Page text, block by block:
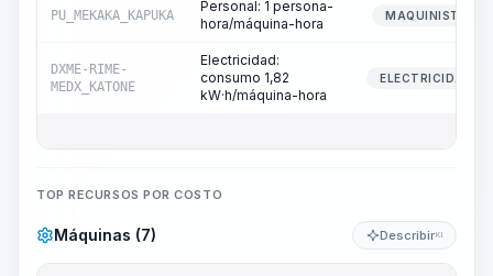
PU_MEKAKA_KAPUKA
Personal: 1 persona-
hora/máquina-hora
MAQUINISTA
DXME-RIME-
MEDX_KATONE
Electricidad:
consumo 1,82
kW·h/máquina-hora
ELECTRICIDAD
TOP RECURSOS POR COSTO
Máquinas (7) DescribirKI